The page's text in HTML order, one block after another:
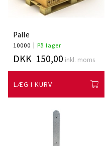
Palle
10000 På lager
DKK 150,00 inkl. moms
LÆG I KURV